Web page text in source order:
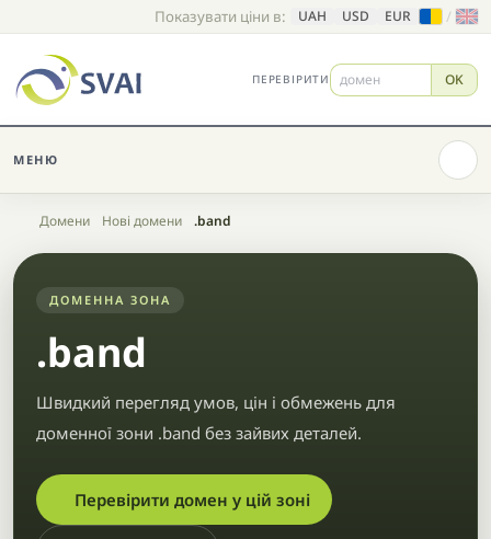
Показувати ціни в: UAH USD EUR /
ПЕРЕВІРИТИ OK
МЕНЮ
Головна
Домени Нові домени .band
ДОМЕННА ЗОНА
.band
Швидкий перегляд умов, цін і обмежень для
доменної зони .band без зайвих деталей.
Перевірити домен у цій зоні